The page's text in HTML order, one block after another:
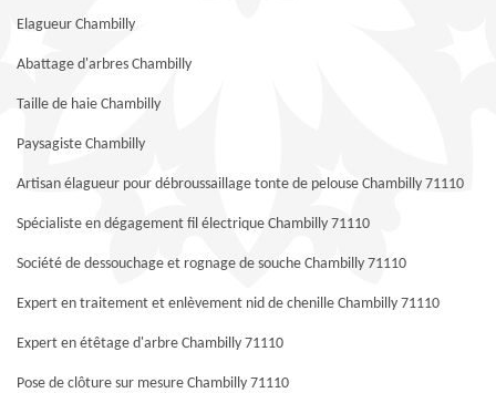
Elagueur Chambilly
Abattage d'arbres Chambilly
Taille de haie Chambilly
Paysagiste Chambilly
Artisan élagueur pour débroussaillage tonte de pelouse Chambilly 71110
Spécialiste en dégagement fil électrique Chambilly 71110
Société de dessouchage et rognage de souche Chambilly 71110
Expert en traitement et enlèvement nid de chenille Chambilly 71110
Expert en étêtage d'arbre Chambilly 71110
Pose de clôture sur mesure Chambilly 71110